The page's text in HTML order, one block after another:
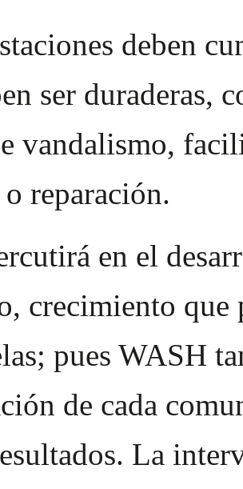
deben
ser duraderas,
vandalismo,
reparación.
en el
crecimiento que
pues WASH
de cada
La